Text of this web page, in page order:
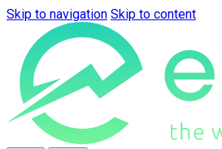
Skip to navigation Skip to content